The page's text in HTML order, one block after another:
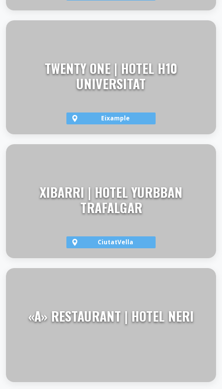
TWENTY ONE | HOTEL H10
UNIVERSITAT
Eixample
XIBARRI | HOTEL YURBBAN
TRAFALGAR
CiutatVella
«A» RESTAURANT | HOTEL NERI